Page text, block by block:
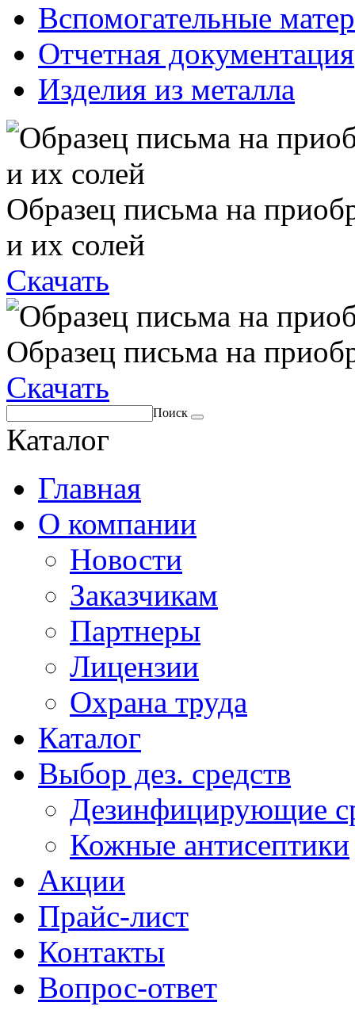
Вспомогательные
Отчетная документация
Изделия из металла
Образец письма на
и их солей
Скачать
Образец письма на
Скачать
Поиск
Каталог
Главная
О компании
Новости
Заказчикам
Партнеры
Лицензии
Охрана труда
Каталог
Выбор дез. средств
Дезинфицирующие
Кожные антисептики
Акции
Прайс-лист
Контакты
Вопрос-ответ